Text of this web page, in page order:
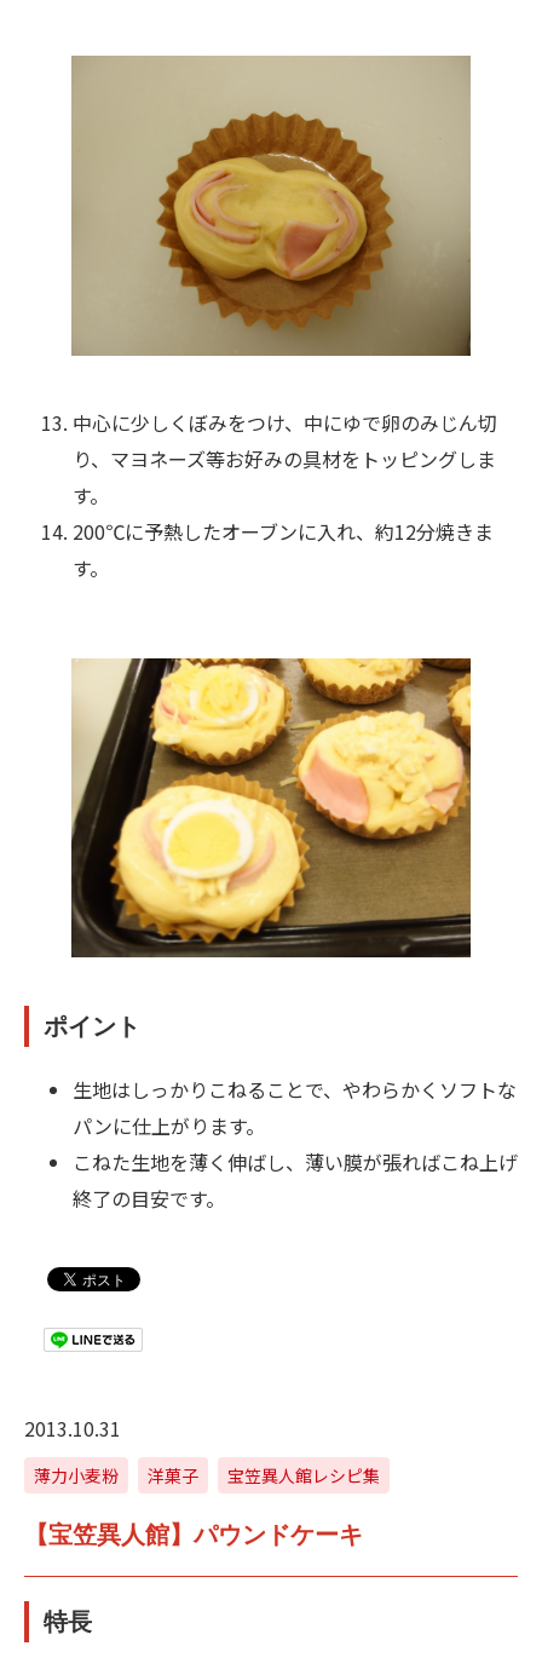
中心に少しくぼみをつけ、中にゆで卵のみじん切
り、マヨネーズ等お好みの具材をトッピングしま
す。
200℃に予熱したオーブンに入れ、約12分焼きま
す。
ポイント
生地はしっかりこねることで、やわらかくソフトな
パンに仕上がります。
こねた生地を薄く伸ばし、薄い膜が張ればこね上げ
終了の目安です。
2013.10.31
薄力小麦粉 洋菓子 宝笠異人館レシピ集
【宝笠異人館】パウンドケーキ
特長